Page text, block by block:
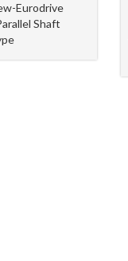
Eurodrive
Shaft